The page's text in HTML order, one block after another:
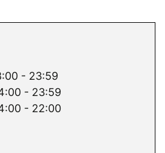
- 23:59
- 23:59
- 22:00